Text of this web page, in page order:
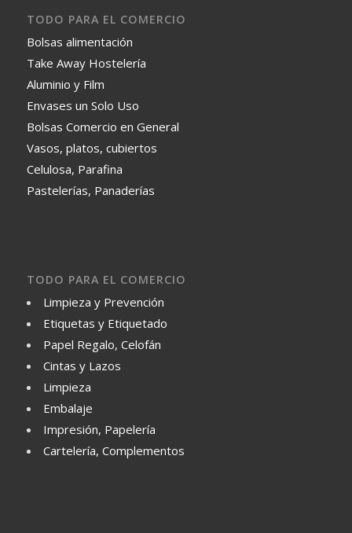
TODO PARA EL COMERCIO
Bolsas alimentación
Take Away Hostelería
Aluminio y Film
Envases un Solo Uso
Bolsas Comercio en General
Vasos, platos, cubiertos
Celulosa, Parafina
Pastelerías, Panaderías
TODO PARA EL COMERCIO
Limpieza y Prevención
Etiquetas y Etiquetado
Papel Regalo, Celofán
Cintas y Lazos
Limpieza
Embalaje
Impresión, Papelería
Cartelería, Complementos